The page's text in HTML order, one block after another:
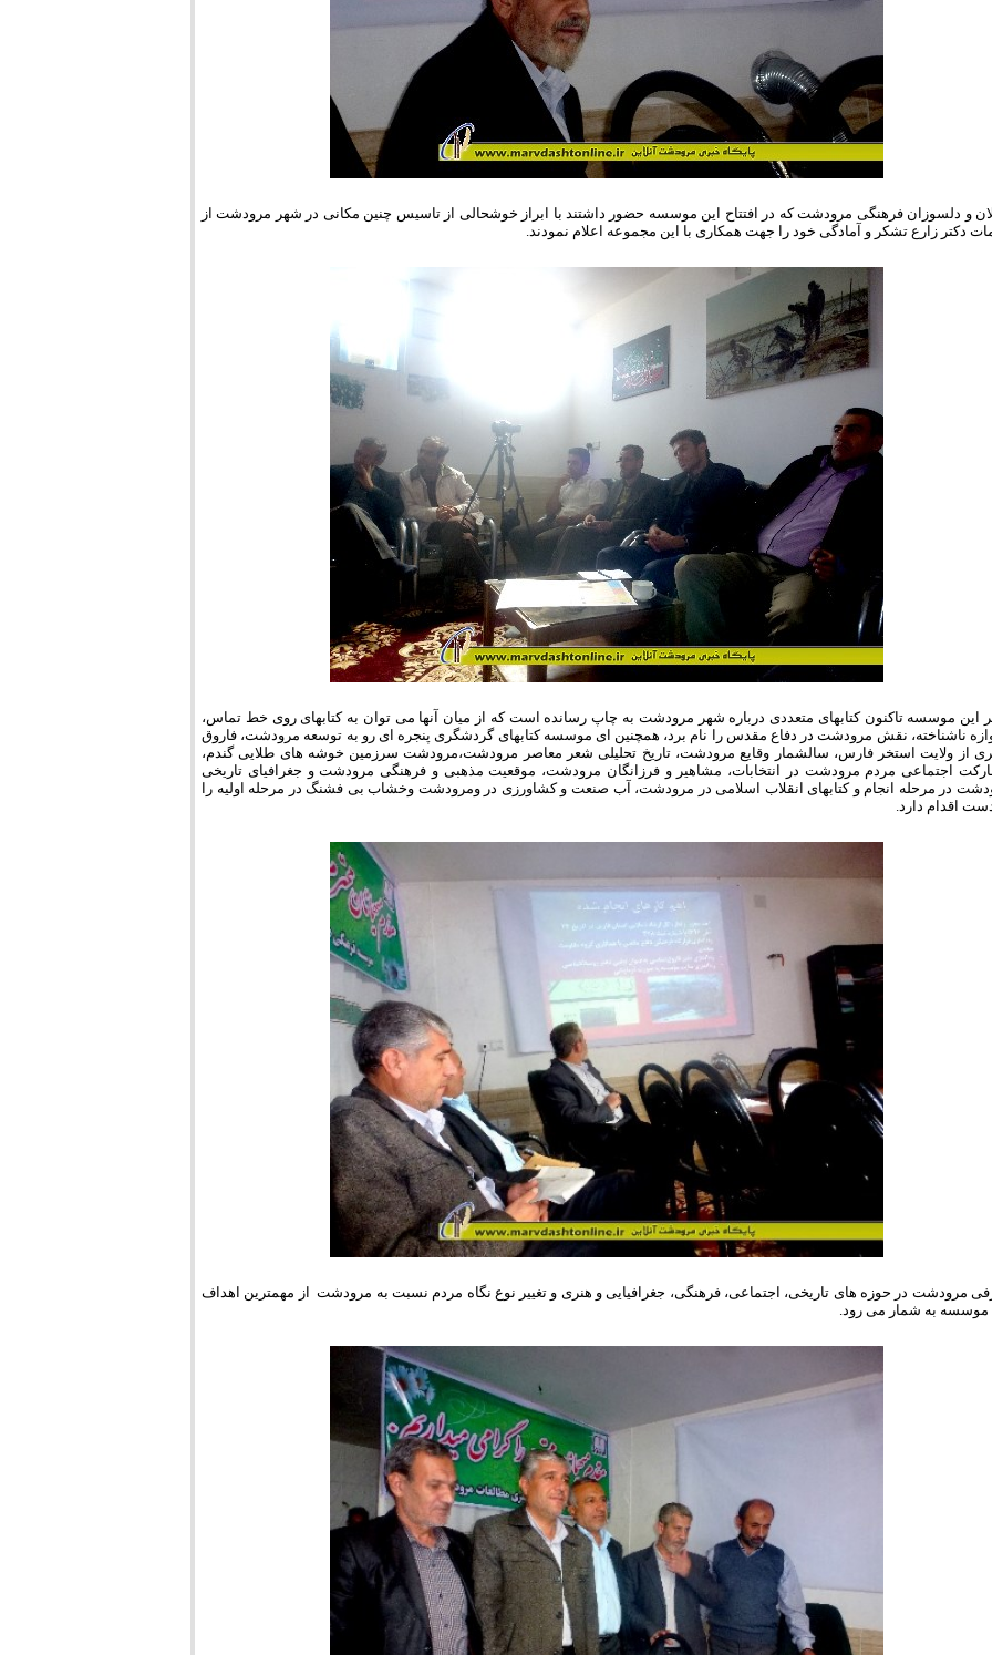
و دلسوزان فرهنگی مرودشت که در افتتاح این موسسه حضور داشتند با ابراز خوشحالی از تاسیس چنین مکانی در شهر مرودشت از
دکتر زارع تشکر و آمادگی خود را جهت همکاری با این مجموعه اعلام نمودند.
این موسسه تاکنون کتابهای متعددی درباره شهر مرودشت به چاپ رسانده است که از میان آنها می توان به کتابهای روی خط تماس،
ناشناخته، نقش مرودشت در دفاع مقدس را نام برد، همچنین ای موسسه کتابهای گردشگری پنجره ای رو به توسعه مرودشت، فاروق
از ولایت استخر فارس، سالشمار وقایع مرودشت، تاریخ تحلیلی شعر معاصر مرودشت،مرودشت سرزمین خوشه های طلایی گندم،
اجتماعی مردم مرودشت در انتخابات، مشاهیر و فرزانگان مرودشت، موقعیت مذهبی و فرهنگی مرودشت و جغرافیای تاریخی
در مرحله انجام و کتابهای انقلاب اسلامی در مرودشت، آب صنعت و کشاورزی در ومرودشت وخشاب بی فشنگ در مرحله اولیه را
اقدام دارد.
مرودشت در حوزه های تاریخی، اجتماعی، فرهنگی، جغرافیایی و هنری و تغییر نوع نگاه مردم نسبت به مرودشت از مهمترین اهداف
موسسه به شمار می رود.